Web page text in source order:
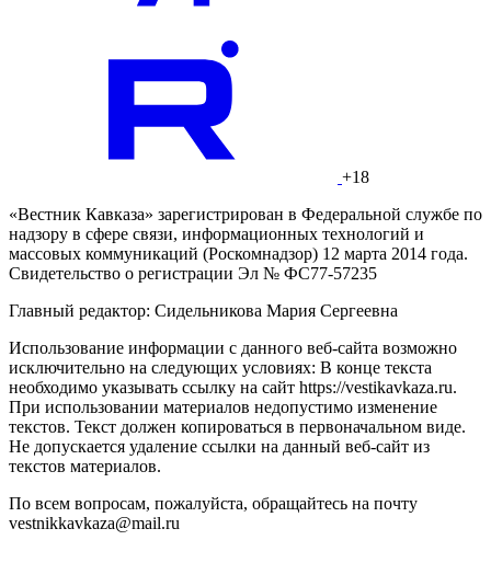
+18
«Вестник Кавказа» зарегистрирован в Федеральной службе по
надзору в сфере связи, информационных технологий и
массовых коммуникаций (Роскомнадзор) 12 марта 2014 года.
Свидетельство о регистрации Эл № ФС77-57235
Главный редактор: Сидельникова Мария Сергеевна
Использование информации с данного веб-сайта возможно
исключительно на следующих условиях: В конце текста
необходимо указывать ссылку на сайт https://vestikavkaza.ru.
При использовании материалов недопустимо изменение
текстов. Текст должен копироваться в первоначальном виде.
Не допускается удаление ссылки на данный веб-сайт из
текстов материалов.
По всем вопросам, пожалуйста, обращайтесь на почту
vestnikkavkaza@mail.ru